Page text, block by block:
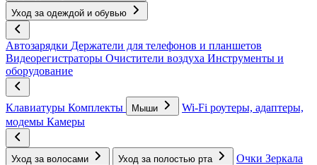
Уход за одеждой и обувью
Автозарядки Держатели для телефонов и планшетов
Видеорегистраторы Очистители воздуха Инструменты и
оборудование
Клавиатуры Комплекты Мыши
Wi-Fi роутеры, адаптеры,
модемы Камеры
Уход за волосами Уход за полостью рта Очки Зеркала